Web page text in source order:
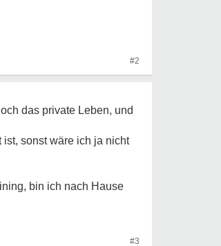
#2
das private Leben, und
sonst wäre ich ja nicht
bin ich nach Hause
#3